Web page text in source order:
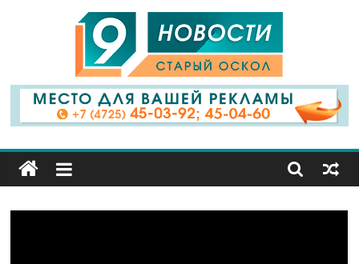
9
Канал
Старый